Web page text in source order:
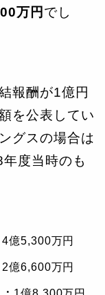
万円 でし
報酬が1億円
を公表してい
グスの場合は
度当時のも
4億5,300万円
2億6,600万円